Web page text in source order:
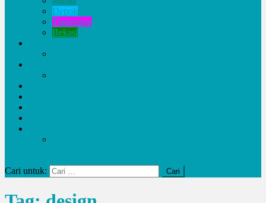
Depok
Tangerang
Bekasi
Cari untuk: